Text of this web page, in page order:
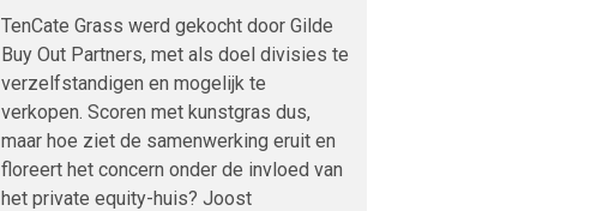
TenCate Grass werd gekocht door Gilde
Buy Out Partners, met als doel divisies te
verzelfstandigen en mogelijk te
verkopen. Scoren met kunstgras dus,
maar hoe ziet de samenwerking eruit en
floreert het concern onder de invloed van
het private equity-huis? Joost